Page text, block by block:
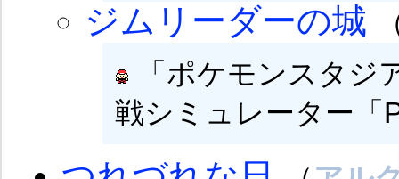
ジムリーダーの城
「ポケモンスタジ
戦シミュレーター「